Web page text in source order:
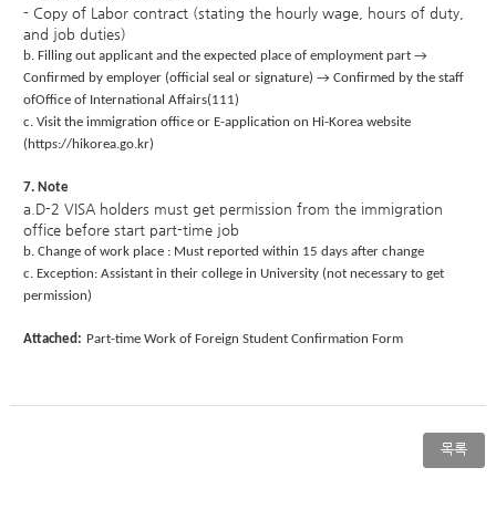
- Copy of Labor contract (stating the hourly wage, hours of duty,
and job duties)
b. Filling out applicant and the expected place of employment part →
Confirmed by employer (official seal or signature) → Confirmed by the staff
ofOffice of International Affairs(111)
c. Visit the immigration office or E-application on Hi-Korea website
(https://hikorea.go.kr)
7. Note
a.D-2 VISA holders must get permission from the immigration
office before start part-time job
b. Change of work place : Must reported within 15 days after change
c. Exception: Assistant in their college in University (not necessary to get
permission)
Attached: Part-time Work of Foreign Student Confirmation Form
목록